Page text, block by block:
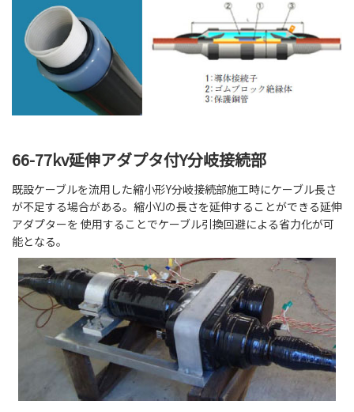
66-77kv延伸アダプタ付Y分岐接続部
既設ケーブルを流用した縮小形Y分岐接続部施工時にケーブル長さ
が不足する場合がある。縮小YJの長さを延伸することができる延伸
アダプターを 使用することでケーブル引換回避による省力化が可
能となる。